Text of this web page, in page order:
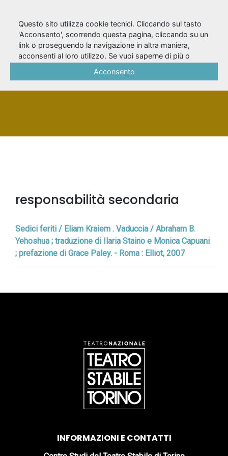
Staino, Ilaria
PERSONA
responsabilità secondaria
Sedici feriti / Eliam Kraiem . Vaduccia / Abraham B.
Yehoshua ; traduzione di Ilaria Staino e Monica Capuani
; prefazione di Grace Paley. - Roma : Elliot, 2007
INFORMAZIONI E CONTATTI
Questo sito utilizza cookie tecnici. Cliccando sul tasto
'Acconsento', scorrendo questa pagina, cliccando su un
link o proseguendo la navigazione in altra maniera,
acconsenti al loro utilizzo. Se vuoi saperne di più o
Acconsento